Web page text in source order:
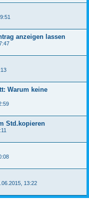
anzeigen lassen
Warum keine
Std.kopieren
13:22